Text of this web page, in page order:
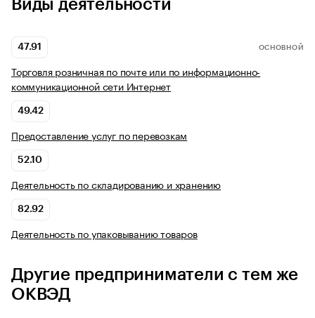
Виды деятельности
47.91 ОСНОВНОЙ
Торговля розничная по почте или по информационно-
коммуникационной сети Интернет
49.42
Предоставление услуг по перевозкам
52.10
Деятельность по складированию и хранению
82.92
Деятельность по упаковыванию товаров
Другие предприниматели с тем же
ОКВЭД